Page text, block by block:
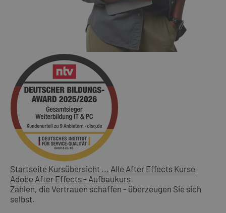
Startseite Kursübersicht ... Alle After Effects Kurse
Adobe After Effects - Aufbaukurs
Zahlen, die Vertrauen schaffen - überzeugen Sie sich
selbst.